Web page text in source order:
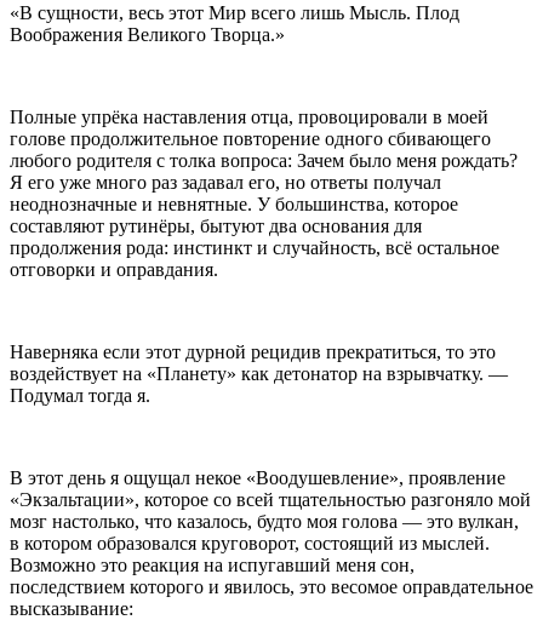
«В сущности, весь этот Мир всего лишь Мысль. Плод
Воображения Великого Творца.»
Полные упрёка наставления отца, провоцировали в моей
голове продолжительное повторение одного сбивающего
любого родителя с толка вопроса: Зачем было меня рождать?
Я его уже много раз задавал его, но ответы получал
неоднозначные и невнятные. У большинства, которое
составляют рутинёры, бытуют два основания для
продолжения рода: инстинкт и случайность, всё остальное
отговорки и оправдания.
Наверняка если этот дурной рецидив прекратиться, то это
воздействует на «Планету» как детонатор на взрывчатку. —
Подумал тогда я.
В этот день я ощущал некое «Воодушевление», проявление
«Экзальтации», которое со всей тщательностью разгоняло мой
мозг настолько, что казалось, будто моя голова — это вулкан,
в котором образовался круговорот, состоящий из мыслей.
Возможно это реакция на испугавший меня сон,
последствием которого и явилось, это весомое оправдательное
высказывание: